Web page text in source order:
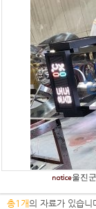
울진
총1개의 자료가 있습니